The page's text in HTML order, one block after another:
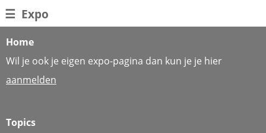
☰ Expo
Home
Wil je ook je eigen expo-pagina dan kun je je hier
aanmelden
Topics